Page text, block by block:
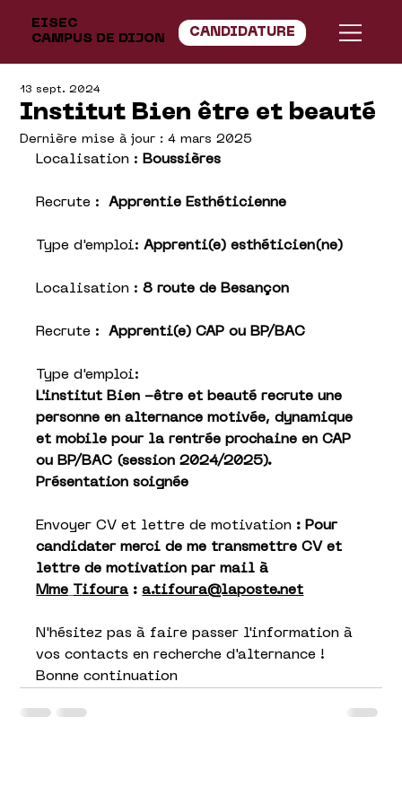
EISEC
CAMPUS DE DIJON
CANDIDATURE
Institut Bien être et beauté
13 sept. 2024
Dernière mise à jour :4 mars 2025
Localisation : Boussières
Recrute : Apprentie Esthéticienne
Type d'emploi: Apprenti(e) esthéticien(ne)
Localisation : 8 route de Besançon
Recrute : Apprenti(e) CAP ou BP/BAC
Type d'emploi:
L'institut Bien -être et beauté recrute une
personne en alternance motivée, dynamique
et mobile pour la rentrée prochaine en CAP
ou BP/BAC (session 2024/2025).
Présentation soignée
Envoyer CV et lettre de motivation : Pour
candidater merci de me transmettre CV et
lettre de motivation par mail à
Mme Tifoura : a.tifoura@laposte.net
N'hésitez pas à faire passer l'information à
vos contacts en recherche d'alternance !
Bonne continuation